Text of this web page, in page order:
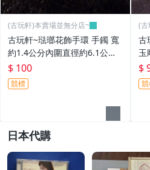
(古玩軒)本賣場並無分店~
古玩軒~琺瑯花飾手環 手鐲 寬
約1.4公分內圍直徑約6.1公分
(非緬甸玉.翡翠.藍寶)GGG99
$ 100
競標
(古
古
玉
玉
石
$
日本代購